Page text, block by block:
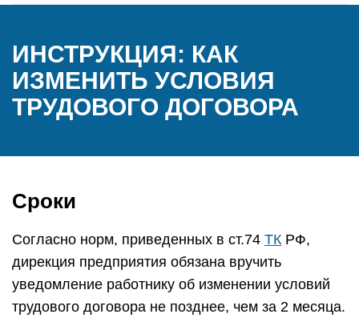
ИНСТРУКЦИЯ: КАК
ИЗМЕНИТЬ УСЛОВИЯ
ТРУДОВОГО ДОГОВОРА
Сроки
Согласно норм, приведенных в ст.74 ТКРФ,
дирекция предприятия обязана вручить
уведомление работнику об изменении условий
трудового договора не позднее, чем за 2 месяца.